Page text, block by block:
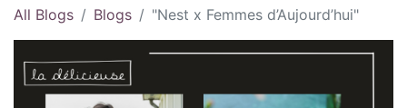
All Blogs Blogs "Nest x Femmes d’Aujourd’hui"​